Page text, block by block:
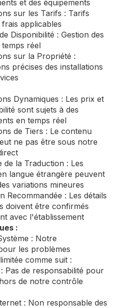
et des équipements
sur les Tarifs : Tarifs
applicables
Disponibilité : Gestion des
réel
sur la Propriété :
précises des installations
Dynamiques : Les prix et
sont sujets à des
en temps réel
de Tiers : Le contenu
ne pas être sous notre
de la Traduction : Les
langue étrangère peuvent
variations mineures
Recommandée : Les détails
doivent être confirmés
avec l'établissement
:
: Notre
les problèmes
comme suit :
Pas de responsabilité pour
de notre contrôle
: Non responsable des